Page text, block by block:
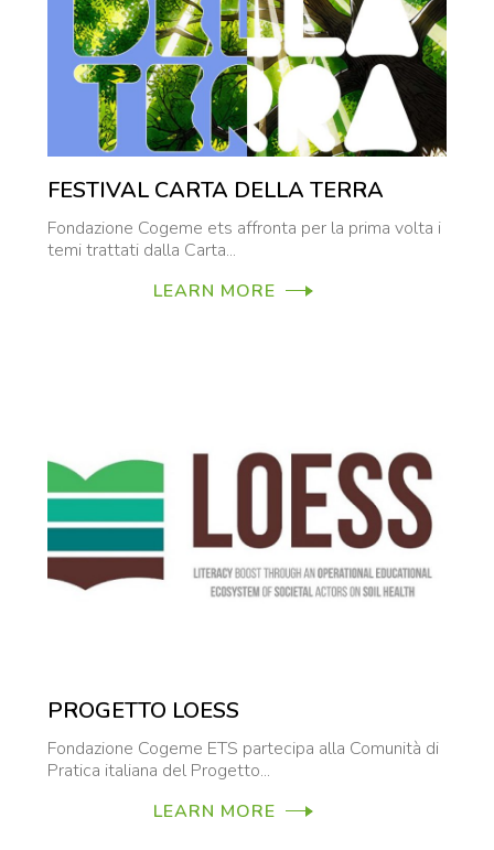
FESTIVAL CARTA DELLA TERRA
Fondazione Cogeme ets affronta per la prima volta i
temi trattati dalla Carta...
LEARN MORE
PROGETTO LOESS
Fondazione Cogeme ETS partecipa alla Comunità di
Pratica italiana del Progetto...
LEARN MORE